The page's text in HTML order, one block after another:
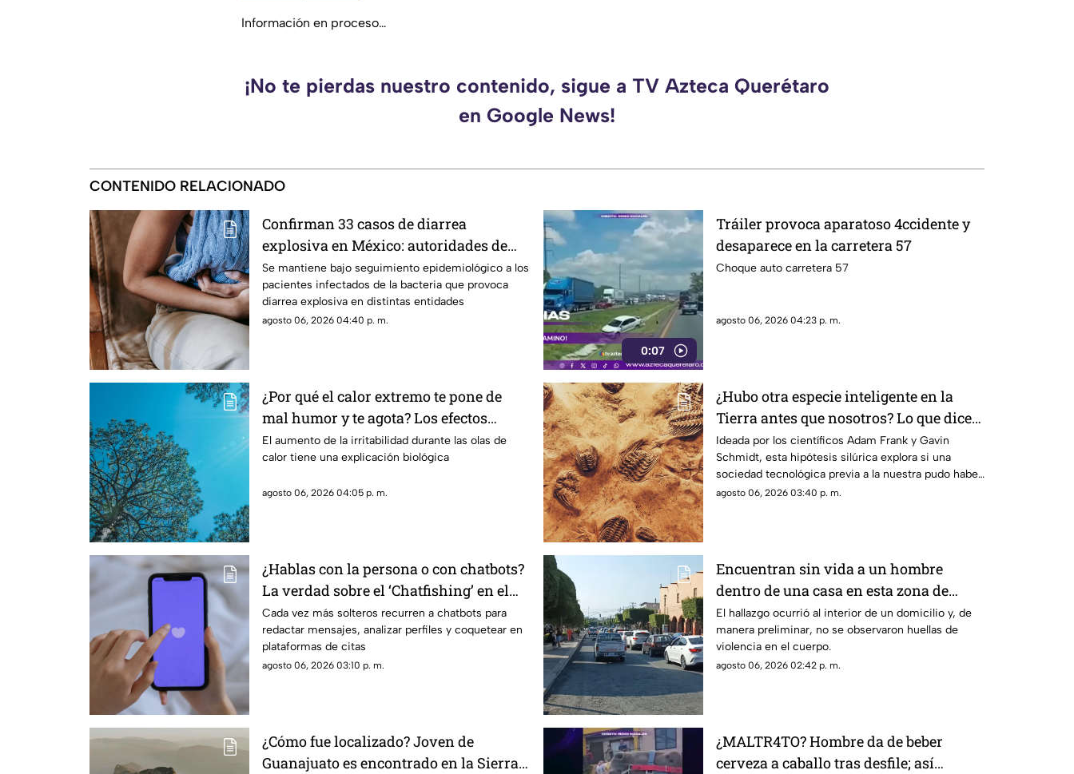
Información en proceso…
¡No te pierdas nuestro contenido, sigue a TV Azteca Querétaro
en Google News!
CONTENIDO RELACIONADO
Confirman 33 casos de diarrea
explosiva en México: autoridades de
salud emiten recomendaciones
Se mantiene bajo seguimiento epidemiológico a los
pacientes infectados de la bacteria que provoca
diarrea explosiva en distintas entidades
agosto 06, 2026 04:40 p. m.
0:07
Tráiler provoca aparatoso 4ccidente y
desaparece en la carretera 57
Choque auto carretera 57
agosto 06, 2026 04:23 p. m.
¿Por qué el calor extremo te pone de
mal humor y te agota? Los efectos
reales de las altas temperaturas en el
cuerpo
El aumento de la irritabilidad durante las olas de
calor tiene una explicación biológica
agosto 06, 2026 04:05 p. m.
¿Hubo otra especie inteligente en la
Tierra antes que nosotros? Lo que dice
la ciencia sobre la hipótesis silúrica
Ideada por los científicos Adam Frank y Gavin
Schmidt, esta hipótesis silúrica explora si una
sociedad tecnológica previa a la nuestra pudo haber
habitado la Tierra
agosto 06, 2026 03:40 p. m.
¿Hablas con la persona o con chatbots?
La verdad sobre el ‘Chatfishing’ en el
coqueteo digital
Cada vez más solteros recurren a chatbots para
redactar mensajes, analizar perfiles y coquetear en
plataformas de citas
agosto 06, 2026 03:10 p. m.
Encuentran sin vida a un hombre
dentro de una casa en esta zona de
Querétaro
El hallazgo ocurrió al interior de un domicilio y, de
manera preliminar, no se observaron huellas de
violencia en el cuerpo.
agosto 06, 2026 02:42 p. m.
¿Cómo fue localizado? Joven de
Guanajuato es encontrado en la Sierra
¿MALTR4TO? Hombre da de beber
cerveza a caballo tras desfile; así